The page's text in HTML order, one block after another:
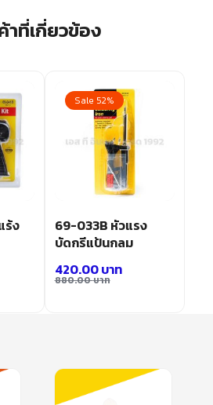
าที่เกี่ยวข้อง
ร้ง
Sale 52%
69-033B หัวแรง
บัดกรีแป้นกลม
880.00บาท
420.00บาท